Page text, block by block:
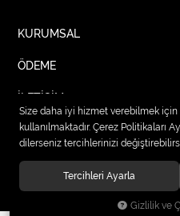
KURUMSAL
ÖDEME
İLETİŞİM
© 2026Karcher Market
Size daha iyi hizmet verebilmek
kullanılmaktadır. Çerez Politikaları
dilerseniz tercihlerinizi
Tercihleri Ayarla
Gizlilik ve